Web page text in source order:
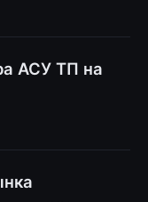
АСУ ТП на